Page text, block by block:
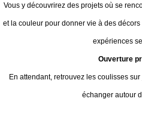
Vous y découvrirez des projets où se
et la couleur pour donner vie à des
expériences
Ouverture
En attendant, retrouvez les coulisses sur
échanger autour